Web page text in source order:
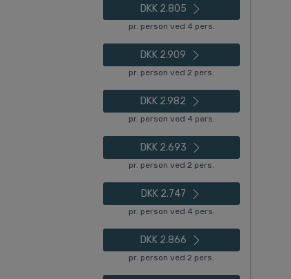
DKK 2.805
pr. person ved 4 pers.
DKK 2.909
pr. person ved 2 pers.
DKK 2.982
pr. person ved 4 pers.
DKK 2.693
pr. person ved 2 pers.
DKK 2.747
pr. person ved 4 pers.
DKK 2.866
pr. person ved 2 pers.